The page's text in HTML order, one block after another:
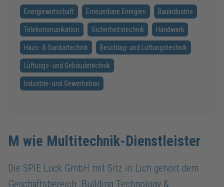
Energiewirtschaft Erneuerbare Energien Bauindustrie
Telekommunikation Sicherheitstechnik Handwerk
Haus- & Sanitärtechnik Beschlag- und Lüftungstechnik
Lüftungs- und Gebäudetechnik
Industrie- und Gewerbebau
M wie Multitechnik-Dienstleister
Die SPIE Lück GmbH mit Sitz in Lich gehört dem
Geschäftsbereich „Building Technology &